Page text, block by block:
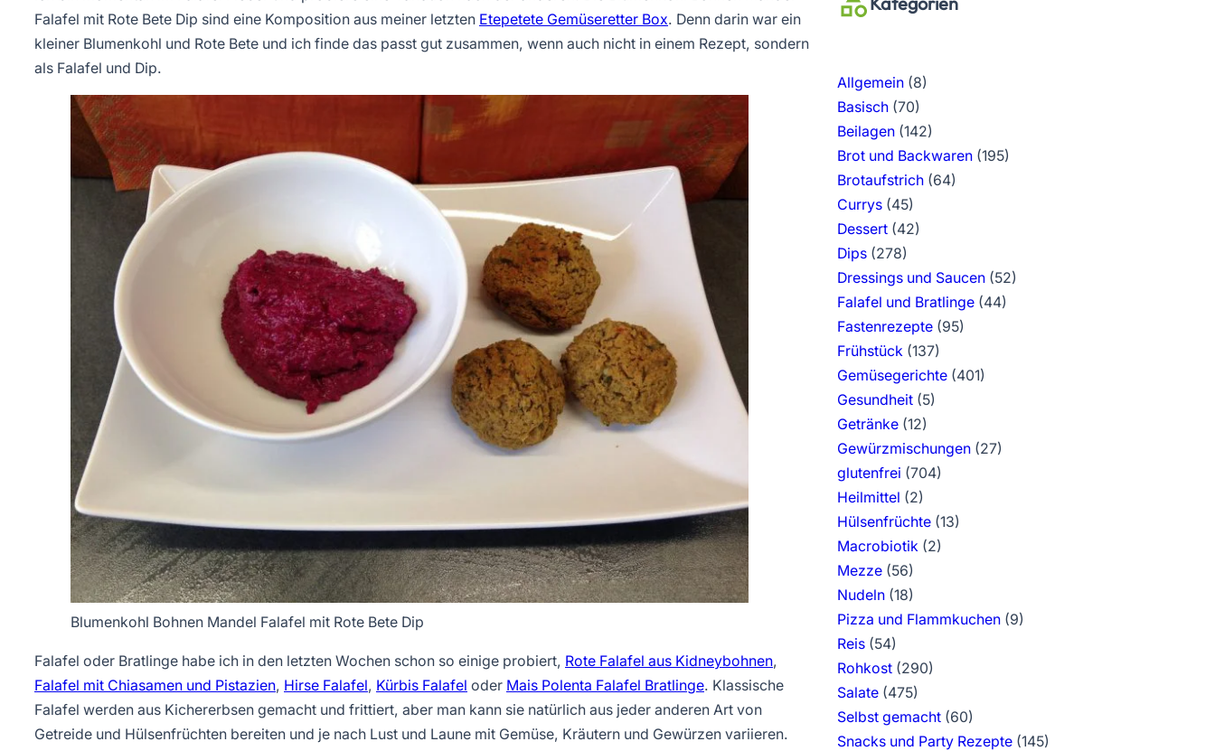
Falafel mit Rote Bete Dip sind eine Komposition aus meiner letzten Etepetete Gemüseretter Box. Denn darin war ein
kleiner Blumenkohl und Rote Bete und ich finde das passt gut zusammen, wenn auch nicht in einem Rezept, sondern
als Falafel und Dip.
Blumenkohl Bohnen Mandel Falafel mit Rote Bete Dip
Falafel oder Bratlinge habe ich in den letzten Wochen schon so einige probiert, Rote Falafel aus Kidneybohnen,
Falafel mit Chiasamen und Pistazien, Hirse Falafel, Kürbis Falafel oder Mais Polenta Falafel Bratlinge. Klassische
Falafel werden aus Kichererbsen gemacht und frittiert, aber man kann sie natürlich aus jeder anderen Art von
Getreide und Hülsenfrüchten bereiten und je nach Lust und Laune mit Gemüse, Kräutern und Gewürzen variieren.
Allgemein(8)
Basisch(70)
Beilagen(142)
Brot und Backwaren(195)
Brotaufstrich(64)
Currys(45)
Dessert(42)
Dips(278)
Dressings und Saucen(52)
Falafel und Bratlinge(44)
Fastenrezepte(95)
Frühstück (137)
Gemüsegerichte(401)
Gesundheit(5)
Getränke(12)
Gewürzmischungen(27)
glutenfrei (704)
Heilmittel (2)
Hülsenfrüchte(13)
Macrobiotik (2)
Mezze(56)
Nudeln(18)
Pizza und Flammkuchen(9)
Reis(54)
Rohkost(290)
Salate(475)
Selbst gemacht(60)
Snacks und Party Rezepte(145)